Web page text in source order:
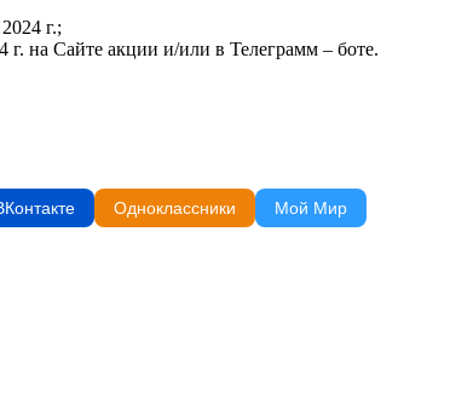
г.;
г. на Сайте акции и/или в Телеграмм – боте.
Одноклассники Мой Мир